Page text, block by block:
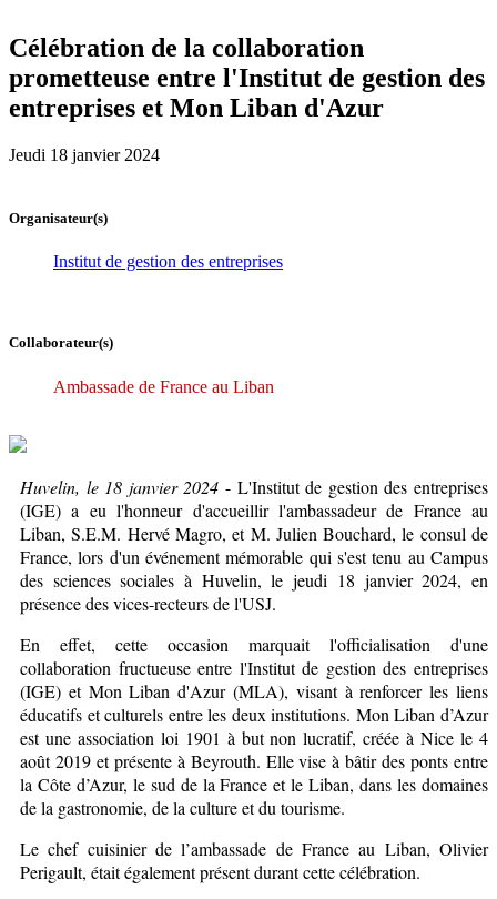
Célébration de la collaboration
prometteuse entre l'Institut de gestion des
entreprises et Mon Liban d'Azur
Jeudi 18 janvier 2024
Organisateur(s)
Institut de gestion des entreprises
Collaborateur(s)
Ambassade de France au Liban
Huvelin, le 18 janvier 2024 - L'Institut de gestion des entreprises
(IGE) a eu l'honneur d'accueillir l'ambassadeur de France au
Liban, S.E.M. Hervé Magro, et M. Julien Bouchard, le consul de
France, lors d'un événement mémorable qui s'est tenu au Campus
des sciences sociales à Huvelin, le jeudi 18 janvier 2024, en
présence des vices-recteurs de l'USJ.
En effet, cette occasion marquait l'officialisation d'une
collaboration fructueuse entre l'Institut de gestion des entreprises
(IGE) et Mon Liban d'Azur (MLA), visant à renforcer les liens
éducatifs et culturels entre les deux institutions. Mon Liban d’Azur
est une association loi 1901 à but non lucratif, créée à Nice le 4
août 2019 et présente à Beyrouth. Elle vise à bâtir des ponts entre
la Côte d’Azur, le sud de la France et le Liban, dans les domaines
de la gastronomie, de la culture et du tourisme.
Le chef cuisinier de l’ambassade de France au Liban, Olivier
Perigault, était également présent durant cette célébration.